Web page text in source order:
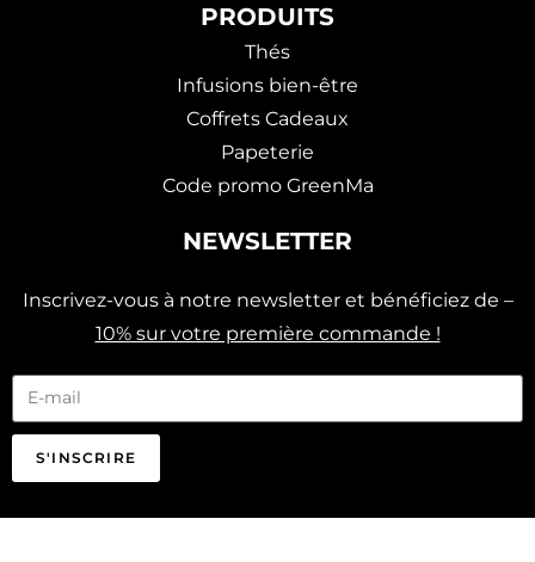
PRODUITS
Thés
Infusions bien-être
Coffrets Cadeaux
Papeterie
Code promo GreenMa
NEWSLETTER
Inscrivez-vous à notre newsletter et bénéficiez de –
10% sur votre première commande !
S'INSCRIRE